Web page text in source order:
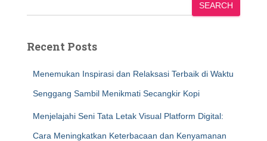
SEARCH
Recent Posts
Menemukan Inspirasi dan Relaksasi Terbaik di Waktu
Senggang Sambil Menikmati Secangkir Kopi
Menjelajahi Seni Tata Letak Visual Platform Digital:
Cara Meningkatkan Keterbacaan dan Kenyamanan